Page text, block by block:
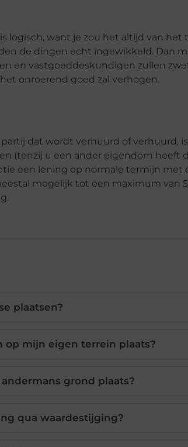
logisch, want je zou het altijd van het
de dingen echt ingewikkeld. Dan
en vastgoeddeskundigen zullen
onroerend goed zal verhogen.
dat wordt verhuurd of verhuurd,
(tenzij u een ander eigendom heeft
een lening op normale termijn met
mogelijk tot een maximum van
plaatsen?
op mijn eigen terrein plaats?
grond plaats?
qua waardestijging?